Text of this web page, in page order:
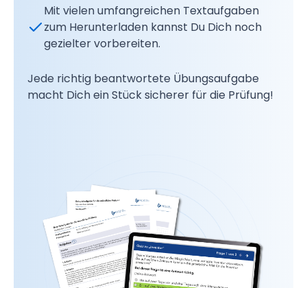
Mit vielen umfangreichen Textaufgaben
zum Herunterladen kannst Du Dich noch
gezielter vorbereiten.
Jede richtig beantwortete Übungsaufgabe
macht Dich ein Stück sicherer für die Prüfung!